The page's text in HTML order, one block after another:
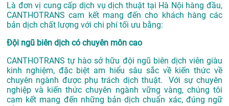
Là đơn vị cung cấp dịch vụdịch thuật tại Hà Nội hàng đầu,
CANTHOTRANS cam kết mang đến cho khách hàng các
bản dịch chất lượng với chi phí tối ưu bằng:
Đội ngũ biên dịch có chuyên môn cao
CANTHOTRANS tự hào sở hữu đội ngũ biên dịch viên giàu
kinh nghiệm, đặc biệt am hiểu sâu sắc về kiến thức về
chuyên ngành được phụ trách dịch thuật. Với sự chuyên
nghiệp và kiến thức chuyên ngành vững vàng, chúng tôi
cam kết mang đến những bản dịch chuẩn xác, đúng ngữ